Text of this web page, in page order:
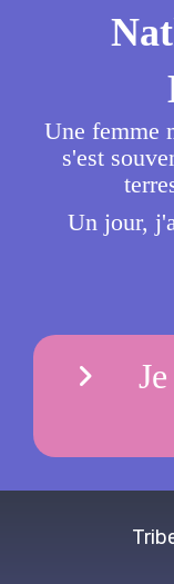
Une femme
s'est
Un jour,